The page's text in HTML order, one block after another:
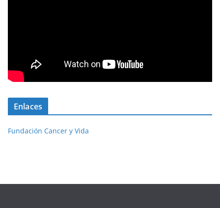
Enlaces
Fundación Cancer y Vida